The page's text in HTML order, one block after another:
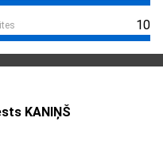
10
KANIŅŠ